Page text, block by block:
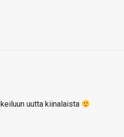
uutta kiinalaista